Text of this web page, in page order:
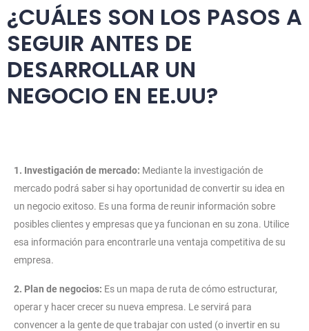
¿CUÁLES SON LOS PASOS A
SEGUIR ANTES DE
DESARROLLAR UN
NEGOCIO EN EE.UU?
1. Investigación de mercado: Mediante la investigación de
mercado podrá saber si hay oportunidad de convertir su idea en
un negocio exitoso. Es una forma de reunir información sobre
posibles clientes y empresas que ya funcionan en su zona. Utilice
esa información para encontrarle una ventaja competitiva de su
empresa.
2. Plan de negocios: Es un mapa de ruta de cómo estructurar,
operar y hacer crecer su nueva empresa. Le servirá para
convencer a la gente de que trabajar con usted (o invertir en su